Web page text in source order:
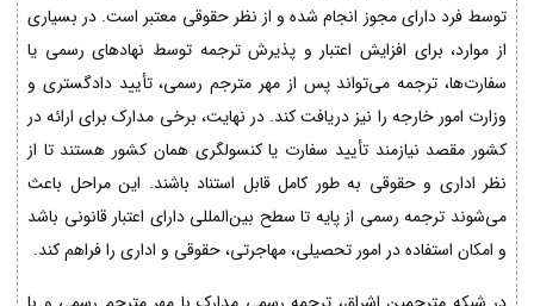
توسط فرد دارای مجوز انجام شده و از نظر حقوقی معتبر است. در بسیاری
از موارد، برای افزایش اعتبار و پذیرش ترجمه توسط نهادهای رسمی یا
سفارت‌ها، ترجمه می‌تواند پس از مهر مترجم رسمی، تأیید دادگستری و
وزارت امور خارجه را نیز دریافت کند. در نهایت، برخی مدارک برای ارائه در
کشور مقصد نیازمند تأیید سفارت یا کنسولگری همان کشور هستند تا از
نظر اداری و حقوقی به طور کامل قابل استناد باشند. این مراحل باعث
می‌شوند ترجمه رسمی از پایه تا سطح بین‌المللی دارای اعتبار قانونی باشد
و امکان استفاده در امور تحصیلی، مهاجرتی، حقوقی و اداری را فراهم کند.